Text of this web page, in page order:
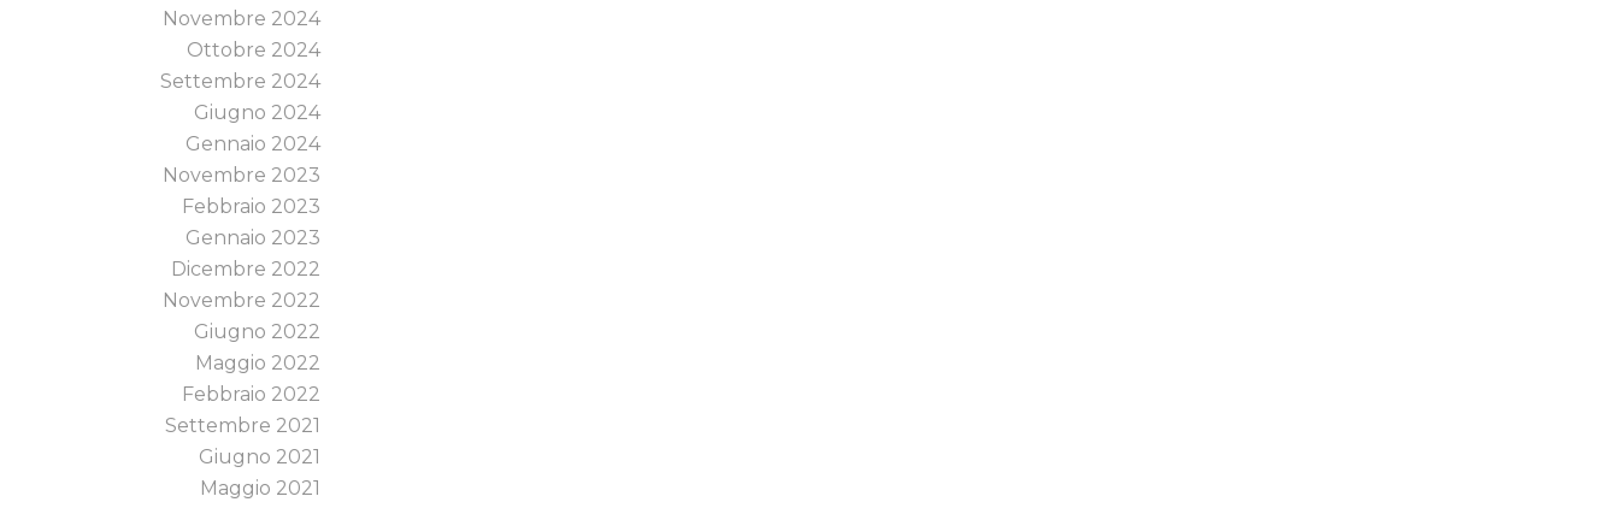
Novembre 2024
Ottobre 2024
Settembre 2024
Giugno 2024
Gennaio 2024
Novembre 2023
Febbraio 2023
Gennaio 2023
Dicembre 2022
Novembre 2022
Giugno 2022
Maggio 2022
Febbraio 2022
Settembre 2021
Giugno 2021
Maggio 2021